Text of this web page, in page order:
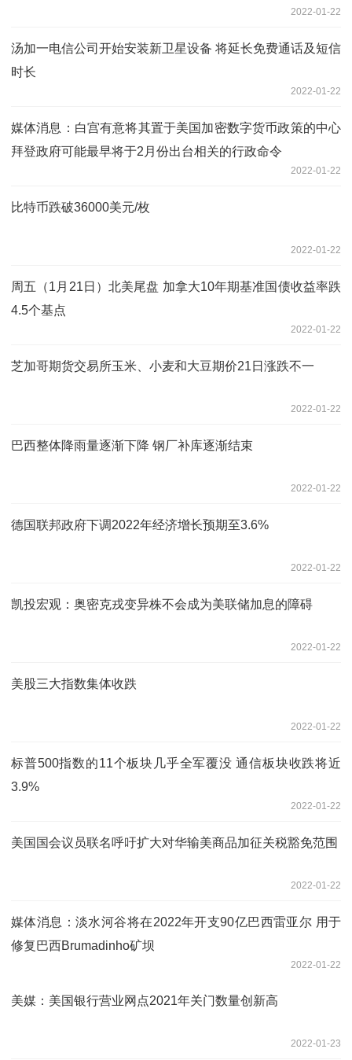
2022-01-22
汤加一电信公司开始安装新卫星设备 将延长免费通话及短信
时长
2022-01-22
媒体消息：白宫有意将其置于美国加密数字货币政策的中心
拜登政府可能最早将于2月份出台相关的行政命令
2022-01-22
比特币跌破36000美元/枚
2022-01-22
周五（1月21日）北美尾盘 加拿大10年期基准国债收益率跌
4.5个基点
2022-01-22
芝加哥期货交易所玉米、小麦和大豆期价21日涨跌不一
2022-01-22
巴西整体降雨量逐渐下降 钢厂补库逐渐结束
2022-01-22
德国联邦政府下调2022年经济增长预期至3.6%
2022-01-22
凯投宏观：奥密克戎变异株不会成为美联储加息的障碍
2022-01-22
美股三大指数集体收跌
2022-01-22
标普500指数的11个板块几乎全军覆没 通信板块收跌将近
3.9%
2022-01-22
美国国会议员联名呼吁扩大对华输美商品加征关税豁免范围
2022-01-22
媒体消息：淡水河谷将在2022年开支90亿巴西雷亚尔 用于
修复巴西Brumadinho矿坝
2022-01-22
美媒：美国银行营业网点2021年关门数量创新高
2022-01-23